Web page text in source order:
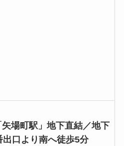
場町駅」地下直結／地下
口より南へ徒歩5分